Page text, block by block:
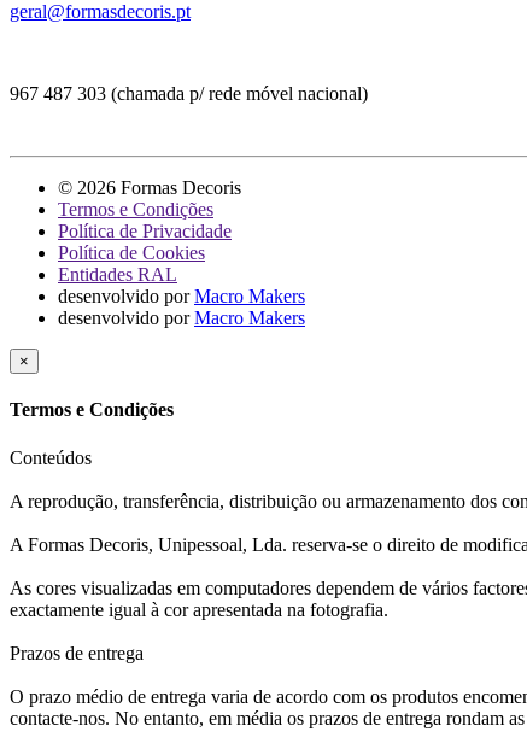
geral@formasdecoris.pt
967 487 303 (chamada p/ rede móvel nacional)
© 2026 Formas Decoris
Termos e Condições
Política de Privacidade
Política de Cookies
Entidades RAL
desenvolvido porMacro Makers
desenvolvido porMacro Makers
×
Termos e Condições
Conteúdos
A reprodução, transferência, distribuição ou armazenamento dos
A Formas Decoris, Unipessoal, Lda. reserva-se o direito de
As cores visualizadas em computadores dependem de vários
exactamente igual à cor apresentada na fotografia.
Prazos de entrega
O prazo médio de entrega varia de acordo com os produtos
contacte-nos. No entanto, em média os prazos de entrega rondam as